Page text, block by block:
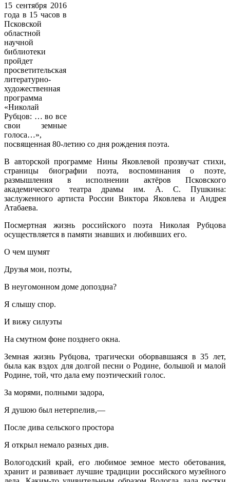
15 сентября 2016
года в 15 часов в
Псковской
областной
научной
библиотеки
пройдет
просветительская
литературно-
художественная
программа
«Николай
Рубцов: … во все
свои земные
голоса…»,
посвященная 80-летию со дня рождения поэта.
В авторской программе Нины Яковлевой прозвучат стихи,
страницы биографии поэта, воспоминания о поэте,
размышления в исполнении актёров Псковского
академического театра драмы им. А. С. Пушкина:
заслуженного артиста России Виктора Яковлева и Андрея
Атабаева.
Посмертная жизнь российского поэта Николая Рубцова
осуществляется в памяти знавших и любивших его.
О чем шумят
Друзья мои, поэты,
В неугомонном доме допоздна?
Я слышу спор.
И вижу силуэты
На смутном фоне позднего окна.
Земная жизнь Рубцова, трагически оборвавшаяся в 35 лет,
была как вздох для долгой песни о Родине, большой и малой
Родине, той, что дала ему поэтический голос.
За морями, полными задора,
Я душою был нетерпелив,—
После дива сельского простора
Я открыл немало разных див.
Вологодский край, его любимое земное место обетования,
хранит и развивает лучшие традиции российского музейного